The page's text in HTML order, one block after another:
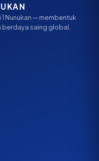
Nunukan — membentuk
saing global.